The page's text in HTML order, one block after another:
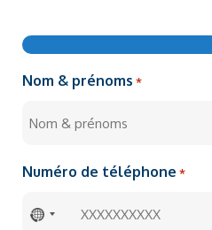
Nom & prénoms *
Numéro de téléphone *
No